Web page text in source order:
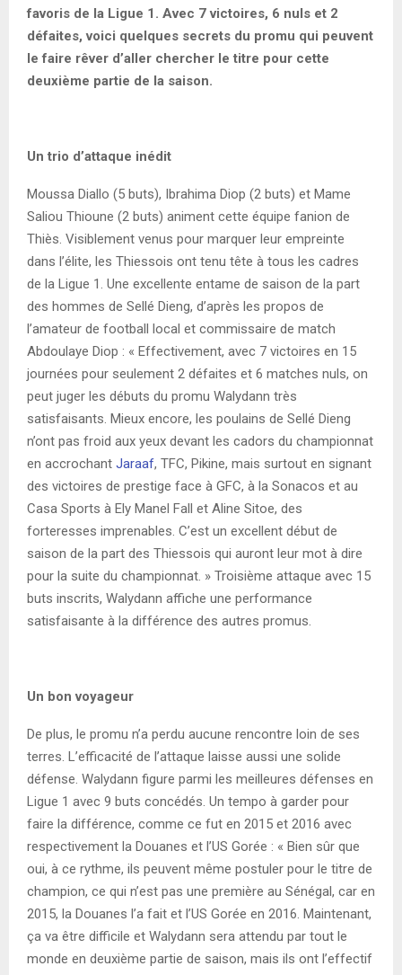
favoris de la Ligue 1. Avec 7 victoires, 6 nuls et 2
défaites, voici quelques secrets du promu qui peuvent
le faire rêver d’aller chercher le titre pour cette
deuxième partie de la saison.
Un trio d’attaque inédit
Moussa Diallo (5 buts), Ibrahima Diop (2 buts) et Mame
Saliou Thioune (2 buts) animent cette équipe fanion de
Thiès. Visiblement venus pour marquer leur empreinte
dans l’élite, les Thiessois ont tenu tête à tous les cadres
de la Ligue 1. Une excellente entame de saison de la part
des hommes de Sellé Dieng, d’après les propos de
l’amateur de football local et commissaire de match
Abdoulaye Diop : « Effectivement, avec 7 victoires en 15
journées pour seulement 2 défaites et 6 matches nuls, on
peut juger les débuts du promu Walydann très
satisfaisants. Mieux encore, les poulains de Sellé Dieng
n’ont pas froid aux yeux devant les cadors du championnat
en accrochant Jaraaf, TFC, Pikine, mais surtout en signant
des victoires de prestige face à GFC, à la Sonacos et au
Casa Sports à Ely Manel Fall et Aline Sitoe, des
forteresses imprenables. C’est un excellent début de
saison de la part des Thiessois qui auront leur mot à dire
pour la suite du championnat. » Troisième attaque avec 15
buts inscrits, Walydann affiche une performance
satisfaisante à la différence des autres promus.
Un bon voyageur
De plus, le promu n’a perdu aucune rencontre loin de ses
terres. L’efficacité de l’attaque laisse aussi une solide
défense. Walydann figure parmi les meilleures défenses en
Ligue 1 avec 9 buts concédés. Un tempo à garder pour
faire la différence, comme ce fut en 2015 et 2016 avec
respectivement la Douanes et l’US Gorée : « Bien sûr que
oui, à ce rythme, ils peuvent même postuler pour le titre de
champion, ce qui n’est pas une première au Sénégal, car en
2015, la Douanes l’a fait et l’US Gorée en 2016. Maintenant,
ça va être difficile et Walydann sera attendu par tout le
monde en deuxième partie de saison, mais ils ont l’effectif